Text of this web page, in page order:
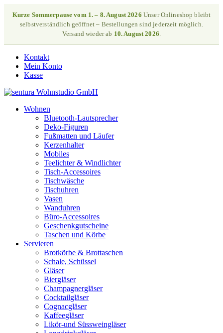
Kurze Sommerpause vom 1. – 8. August 2026 Unser Onlineshop bleibt
selbstverständlich geöffnet – Bestellungen sind jederzeit möglich.
Versand wieder ab 10. August 2026.
Kontakt
Mein Konto
Kasse
Wohnen
Bluetooth-Lautsprecher
Deko-Figuren
Fußmatten und Läufer
Kerzenhalter
Mobiles
Teelichter & Windlichter
Tisch-Accessoires
Tischwäsche
Tischuhren
Vasen
Wanduhren
Büro-Accessoires
Geschenkgutscheine
Taschen und Körbe
Servieren
Brotkörbe & Brottaschen
Schale, Schüssel
Gläser
Biergläser
Champagnergläser
Cocktailgläser
Cognacgläser
Kaffeegläser
Likör-und Süssweingläser